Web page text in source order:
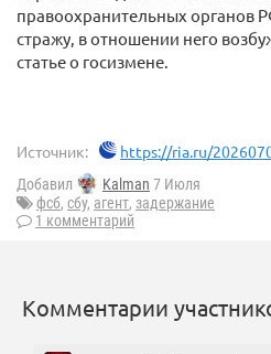
правоохранительных органов
стражу, в отношении него
статье о госизмене.
Источник: https://ria.ru/
Добавил Kalman 7 Июля
фсб, сбу, агент, задержание
1 комментарий
Комментарии